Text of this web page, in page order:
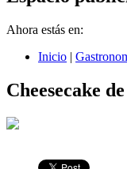
Ahora estás en:
Inicio |
Cheesecake